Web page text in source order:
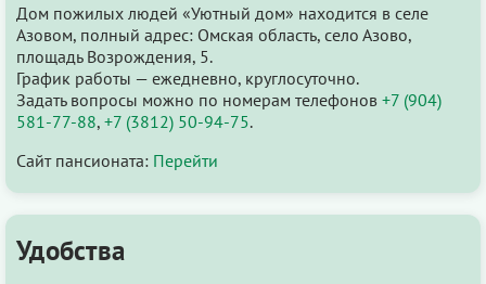
Дом пожилых людей «Уютный дом» находится в селе
Азовом, полный адрес: Омская область, село Азово,
площадь Возрождения, 5.
График работы — ежедневно, круглосуточно.
Задать вопросы можно по номерам телефонов +7 (904)
581-77-88, +7 (3812) 50-94-75.
Сайт пансионата: Перейти
Удобства